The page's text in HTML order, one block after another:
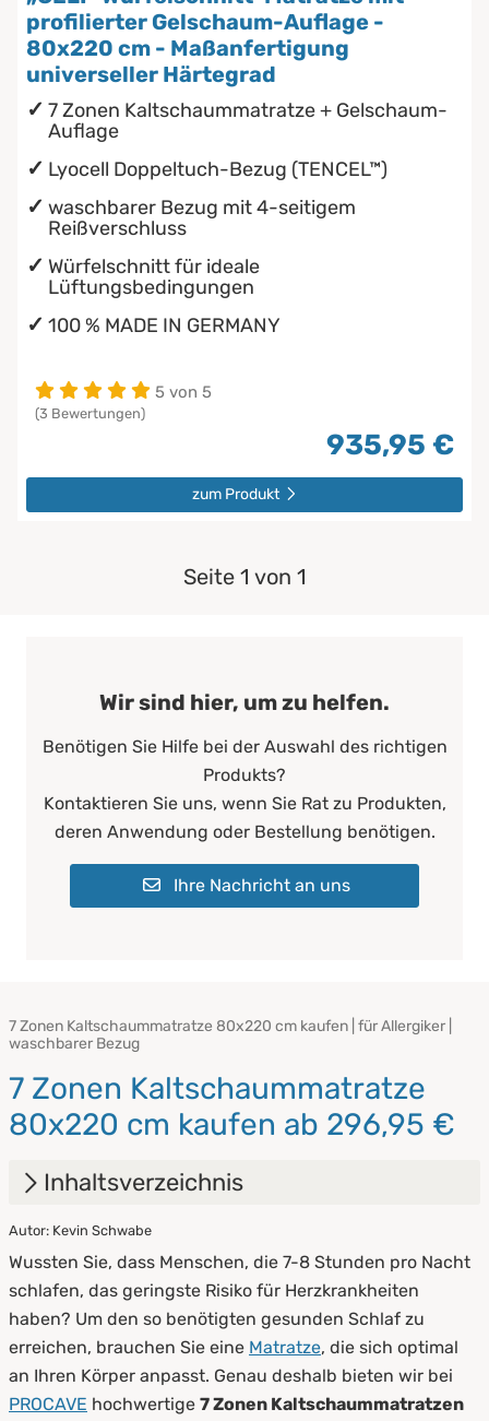
profilierter Gelschaum-Auflage -
80x220 cm - Maßanfertigung
universeller Härtegrad
7 Zonen Kaltschaummatratze + Gelschaum-
Auflage
Lyocell Doppeltuch-Bezug (TENCEL™)
waschbarer Bezug mit 4-seitigem
Reißverschluss
Würfelschnitt für ideale
Lüftungsbedingungen
100 % MADE IN GERMANY
5 von 5
(3 Bewertungen)
935,95 €
zum Produkt
Seite 1 von 1
Wir sind hier, um zu helfen.
Benötigen Sie Hilfe bei der Auswahl des richtigen
Produkts?
Kontaktieren Sie uns, wenn Sie Rat zu Produkten,
deren Anwendung oder Bestellung benötigen.
Ihre Nachricht an uns
7 Zonen Kaltschaummatratze 80x220 cm kaufen | für Allergiker |
waschbarer Bezug
7 Zonen Kaltschaummatratze
80x220 cm kaufen ab 296,95 €
Inhaltsverzeichnis
1. Was ist eine 7 Zonen Matratze?
2. Die richtige Pflege
Autor: Kevin Schwabe
Wussten Sie, dass Menschen, die 7-8 Stunden pro Nacht
schlafen, das geringste Risiko für Herzkrankheiten
haben? Um den so benötigten gesunden Schlaf zu
erreichen, brauchen Sie eine Matratze, die sich optimal
an Ihren Körper anpasst. Genau deshalb bieten wir bei
PROCAVE hochwertige 7 Zonen Kaltschaummatratzen